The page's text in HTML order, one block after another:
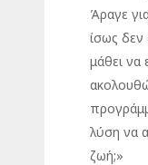
Άραγε
ίσως
μάθει να
λύση να
ζωή;»